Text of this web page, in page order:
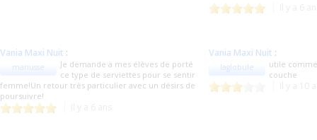
Vania Maxi Nuit :
mariusse
Je demande a mes élèves de porté
ce type de serviettes pour se sentir
femme!Un retour très particulier avec un désirs de
poursuivre!
Vania Maxi Nuit :
laglobule
utile
couche